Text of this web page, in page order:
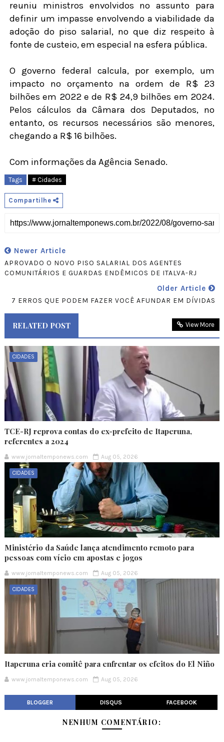
reuniu ministros envolvidos no assunto para
definir um impasse envolvendo a viabilidade da
adoção do piso salarial, no que diz respeito à
fonte de custeio, em especial na esfera pública.
O governo federal calcula, por exemplo, um
impacto no orçamento na ordem de R$ 23
bilhões em 2022 e de R$ 24,9 bilhões em 2024.
Pelos cálculos da Câmara dos Deputados, no
entanto, os recursos necessários são menores,
chegando a R$ 16 bilhões.
Com informações da Agência Senado.
Tags # Cidades
Compartilhe
Newer Article
APROVADO O NOVO PISO SALARIAL DOS AGENTES
COMUNITÁRIOS E GUARDAS ENDÊMICOS DE ITALVA-RJ
Older Article
7 ERROS QUE PODEM FAZER VOCÊ AFUNDAR EM DÍVIDAS
RELATED POST View More
CIDADES
TCE-RJ reprova contas do ex-prefeito de Itaperuna,
referentes a 2024
www.jornaltemponews.com Aug 05, 2026
CIDADES
Ministério da Saúde lança atendimento remoto para
pessoas com vício em apostas e jogos
www.jornaltemponews.com Aug 05, 2026
CIDADES
Itaperuna cria comitê para enfrentar os efeitos do El Niño
www.jornaltemponews.com Aug 05, 2026
BLOGGER DISQUS FACEBOOK
NENHUM COMENTÁRIO: